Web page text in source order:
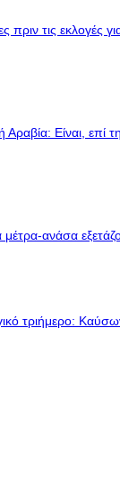
τις εκλογές
Είναι, επί
ανάσα
τριήμερο: